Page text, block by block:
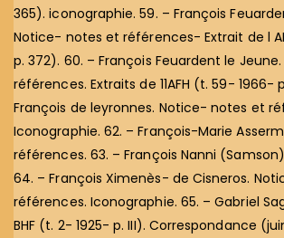
365). iconographie. 59. – François
Notice- notes et références- Extrait de l
p. 372). 60. – François Feuardent le
références. Extraits de 11AFH (t. 59- 1966-
François de leyronnes. Notice- notes et
Iconographie. 62. – François-Marie
références. 63. – François Nanni
64. – François Ximenès- de Cisneros.
références. Iconographie. 65. – Gabriel
BHF (t. 2- 1925- p. III). Correspondance